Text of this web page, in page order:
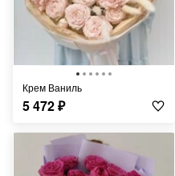
Крем Ваниль
5 472₽